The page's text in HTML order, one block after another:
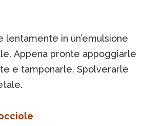
in un’emulsione
Appena pronte appoggiarle
e tamponarle. Spolverarle